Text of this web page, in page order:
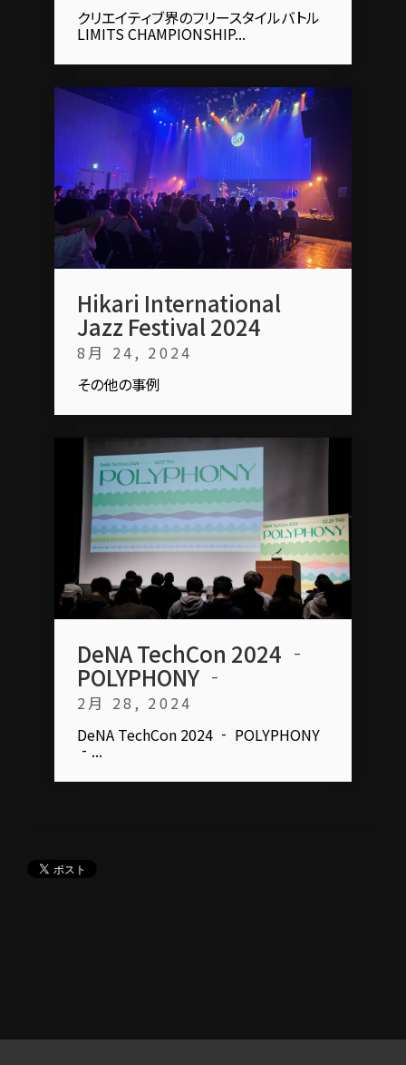
クリエイティブ界のフリースタイルバトル
LIMITS CHAMPIONSHIP...
Hikari International
Jazz Festival 2024
8月 24, 2024
その他の事例
DeNA TechCon 2024 ‐
POLYPHONY ‐
2月 28, 2024
DeNA TechCon 2024 ‐ POLYPHONY
‐...